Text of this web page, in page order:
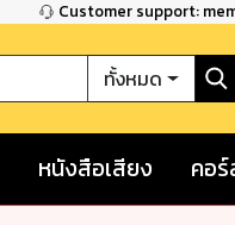
Customer support:
ทั้งหมด
หนังสือเสียง คอ